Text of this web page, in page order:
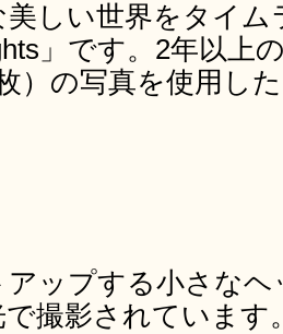
しい世界をタイム
」です。2年以上
）の写真を使用し
ップする小さな
撮影されています